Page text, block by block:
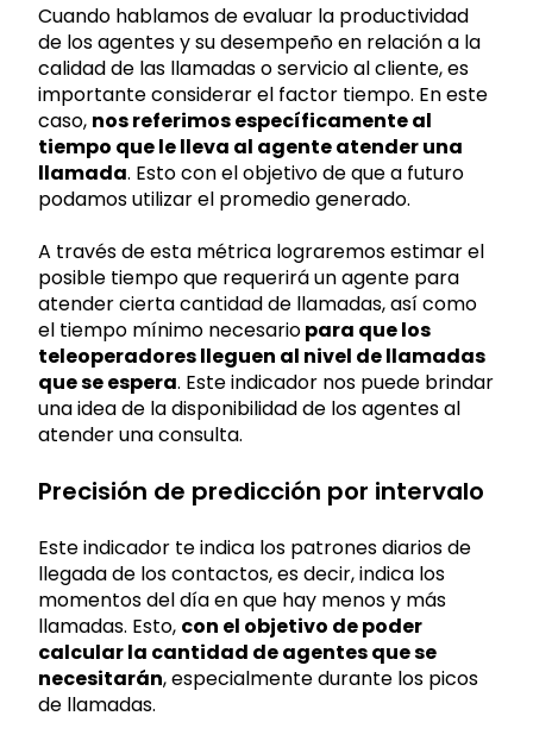
Cuando hablamos de evaluar la productividad
de los agentes y su desempeño en relación a la
calidad de las llamadas o servicio al cliente, es
importante considerar el factor tiempo. En este
caso, nos referimos específicamente al
tiempo que le lleva al agente atender una
llamada. Esto con el objetivo de que a futuro
podamos utilizar el promedio generado.
A través de esta métrica lograremos estimar el
posible tiempo que requerirá un agente para
atender cierta cantidad de llamadas, así como
el tiempo mínimo necesariopara que los
teleoperadores lleguen al nivel de llamadas
que se espera. Este indicador nos puede brindar
una idea de la disponibilidad de los agentes al
atender una consulta.
Precisión de predicción por intervalo
Este indicador te indica los patrones diarios de
llegada de los contactos, es decir, indica los
momentos del día en que hay menos y más
llamadas. Esto, con el objetivo de poder
calcular la cantidad de agentes que se
necesitarán, especialmente durante los picos
de llamadas.